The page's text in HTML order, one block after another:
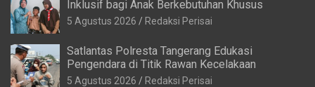
Inklusif bagi Anak Berkebutuhan Khusus
5 Agustus 2026 Redaksi Perisai
Satlantas Polresta Tangerang Edukasi
Pengendara di Titik Rawan Kecelakaan
5 Agustus 2026 Redaksi Perisai